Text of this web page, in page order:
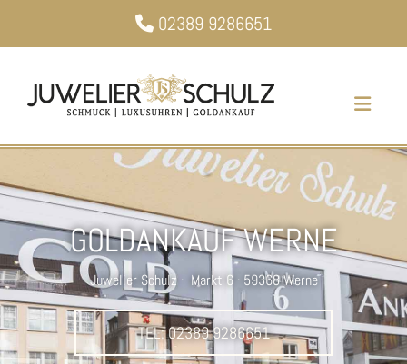
Zum Inhalt springen 02389 9286651
GOLDANKAUF WERNE
Juwelier Schulz · Markt 6 · 59368 Werne
TEL: 02389 9286651